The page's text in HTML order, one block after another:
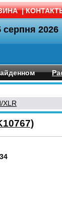
|
серпня 2026
XLR